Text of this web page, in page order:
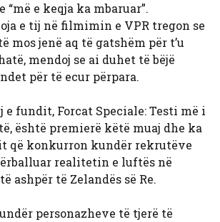
“më e keqja ka mbaruar”.
e tij në filmimin e VPR tregon se
mos jenë aq të gatshëm për t’u
mendoj se ai duhet të bëjë
për të ecur përpara.
e fundit, Forcat Speciale: Testi më i
është premierë këtë muaj dhe ka
që konkurron kundër rekrutëve
realitetin e luftës në
ashpër të Zelandës së Re.
personazheve të tjerë të